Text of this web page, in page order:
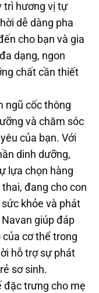
trì hương vị tự
dễ dàng pha
cho bạn và gia
dạng, ngon
chất cần thiết
ngũ cốc thông
và chăm sóc
của bạn. Với
dinh dưỡng,
lựa chọn hàng
đang cho con
khỏe và phát
giúp đáp
cơ thể trong
hỗ trợ sự phát
sơ sinh.
đặc trưng cho mẹ